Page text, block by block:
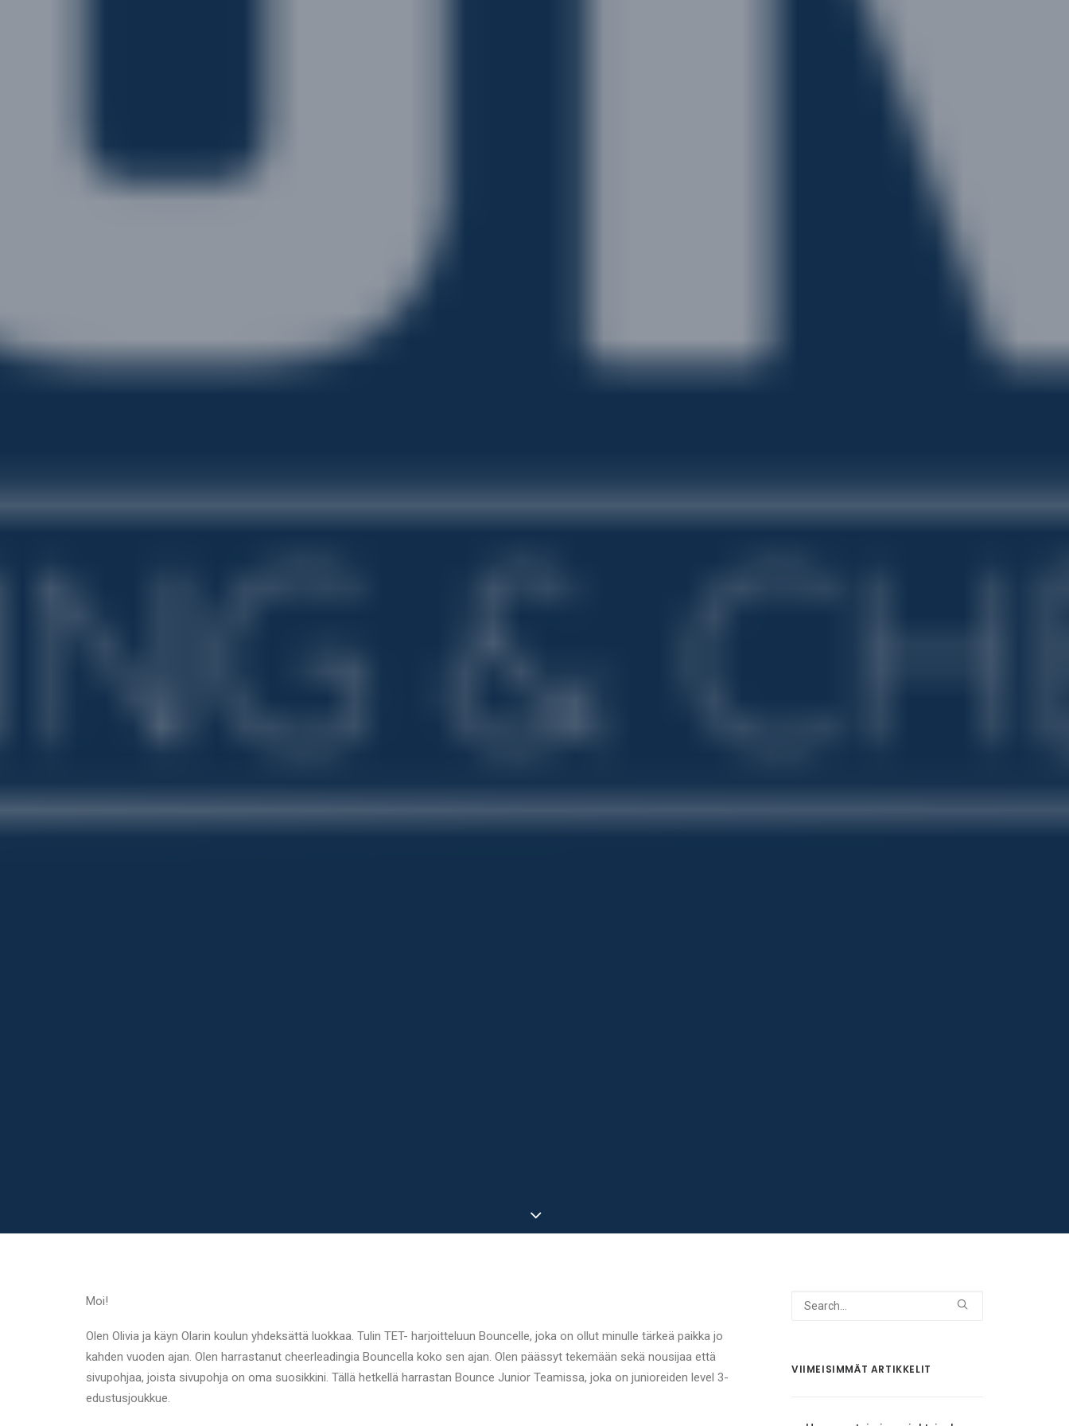
Moi!
Olen Olivia ja käyn Olarin koulun yhdeksättä luokkaa. Tulin TET- harjoitteluun Bouncelle, joka on ollut minulle tärkeä paikka jo
kahden vuoden ajan. Olen harrastanut cheerleadingia Bouncella koko sen ajan. Olen päässyt tekemään sekä nousijaa että
sivupohjaa, joista sivupohja on oma suosikkini. Tällä hetkellä harrastan Bounce Junior Teamissa, joka on junioreiden level 3-
edustusjoukkue.
VIIMEISIMMÄT ARTIKKELIT